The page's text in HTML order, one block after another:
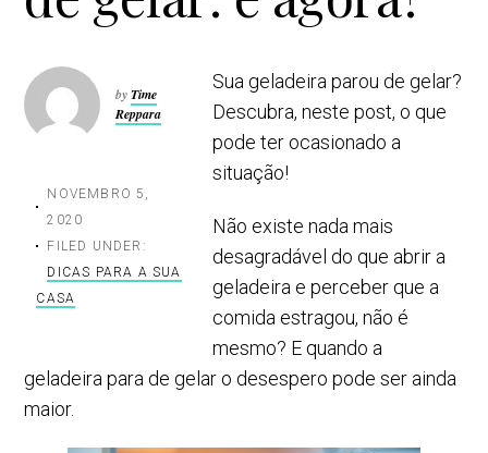
byTime
Reppara
NOVEMBRO 5,
2020
FILED UNDER:
DICAS PARA A SUA
CASA
Sua geladeira parou de gelar?
Descubra, neste post, o que
pode ter ocasionado a
situação!
Não existe nada mais
desagradável do que abrir a
geladeira e perceber que a
comida estragou, não é
mesmo? E quando a
geladeira para de gelar o desespero pode ser ainda
maior.